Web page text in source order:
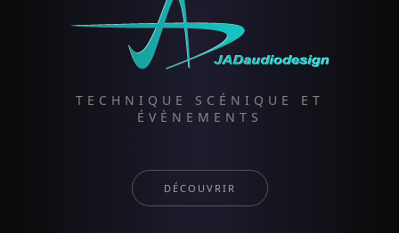
TECHNIQUE SCÉNIQUE ET
ÉVÈNEMENTS
DÉCOUVRIR